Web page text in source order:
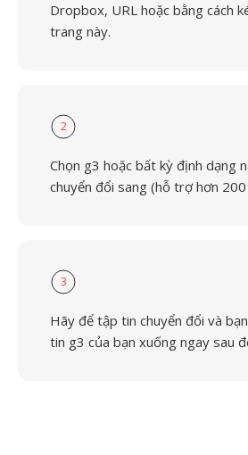
Dropbox, URL hoặc bằng cách
trang này.
2
Chọn g3 hoặc bất kỳ định dạng
chuyển đổi sang (hỗ trợ hơn
3
Hãy để tập tin chuyển đổi và
tin g3 của bạn xuống ngay sau